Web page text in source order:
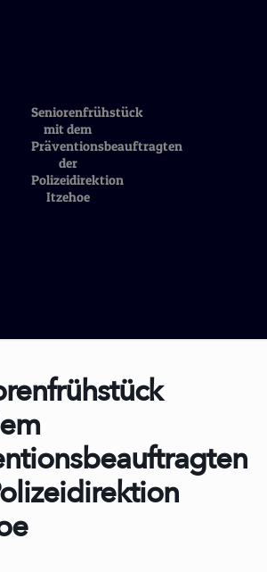
Seniorenfrühstück
mit dem
Präventionsbeauftragten
der
Polizeidirektion
Itzehoe